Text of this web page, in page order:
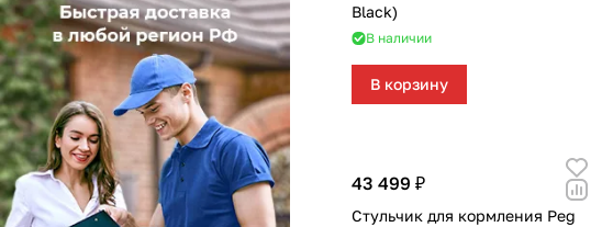
Black)
В наличии
В корзину
43 499 ₽
Стульчик для кормления Peg
Alis
Babies
Baby Tilly
BamBola
Chicco
Evenflo